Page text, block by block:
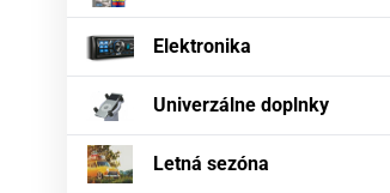
Elektronika
Univerzálne doplnky
Letná sezóna